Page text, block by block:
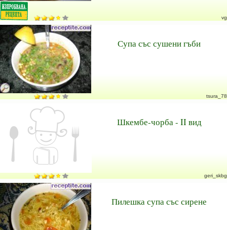
vg
Супа със сушени гъби
tsura_78
Шкембе-чорба - II вид
geri_skbg
Пилешка супа със сирене